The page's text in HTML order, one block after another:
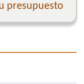
presupuesto